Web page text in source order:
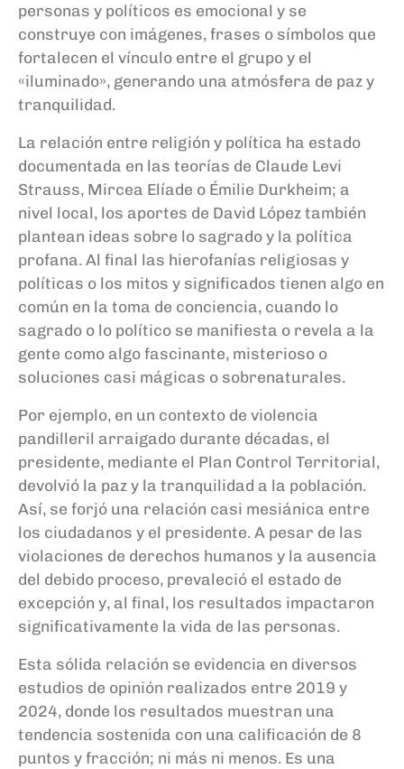
personas y políticos es emocional y se
construye con imágenes, frases o símbolos que
fortalecen el vínculo entre el grupo y el
«iluminado», generando una atmósfera de paz y
tranquilidad.
La relación entre religión y política ha estado
documentada en las teorías de Claude Levi
Strauss, Mircea Elíade o Émilie Durkheim; a
nivel local, los aportes de David López también
plantean ideas sobre lo sagrado y la política
profana. Al final las hierofanías religiosas y
políticas o los mitos y significados tienen algo en
común en la toma de conciencia, cuando lo
sagrado o lo político se manifiesta o revela a la
gente como algo fascinante, misterioso o
soluciones casi mágicas o sobrenaturales.
Por ejemplo, en un contexto de violencia
pandilleril arraigado durante décadas, el
presidente, mediante el Plan Control Territorial,
devolvió la paz y la tranquilidad a la población.
Así, se forjó una relación casi mesiánica entre
los ciudadanos y el presidente. A pesar de las
violaciones de derechos humanos y la ausencia
del debido proceso, prevaleció el estado de
excepción y, al final, los resultados impactaron
significativamente la vida de las personas.
Esta sólida relación se evidencia en diversos
estudios de opinión realizados entre 2019 y
2024, donde los resultados muestran una
tendencia sostenida con una calificación de 8
puntos y fracción; ni más ni menos. Es una